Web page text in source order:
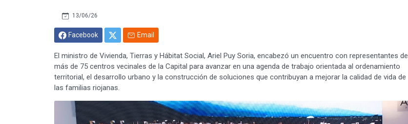
13/06/26
Facebook Email
El ministro de Vivienda, Tierras y Hábitat Social, Ariel Puy Soria, encabezó un encuentro con representantes de
más de 75 centros vecinales de la Capital para avanzar en una agenda de trabajo orientada al ordenamiento
territorial, el desarrollo urbano y la construcción de soluciones que contribuyan a mejorar la calidad de vida de
las familias riojanas.